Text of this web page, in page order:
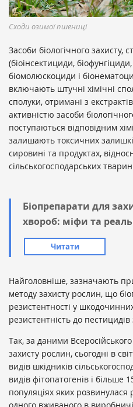
Сходи озимої пшениці
Засоби біологічного захисту,
(біоінсектициди,
біомолюскоциди і
включають штучні хімічні
сполуки, отримані з
активністю засоби
поступаються відповідним
залишають токсичних
сировині та продуктах,
сільськогосподарських
Біопрепарати для
хвороб: міфи та
Читати
Найголовніше, зазначають
методу захисту рослин, що
резистентності у
резистентність до
Так, за даними
захисту рослин, сьогодні в
видів шкідників
видів фітопатогенів і більше
популяціях яких розвинулася
одного вживаного в